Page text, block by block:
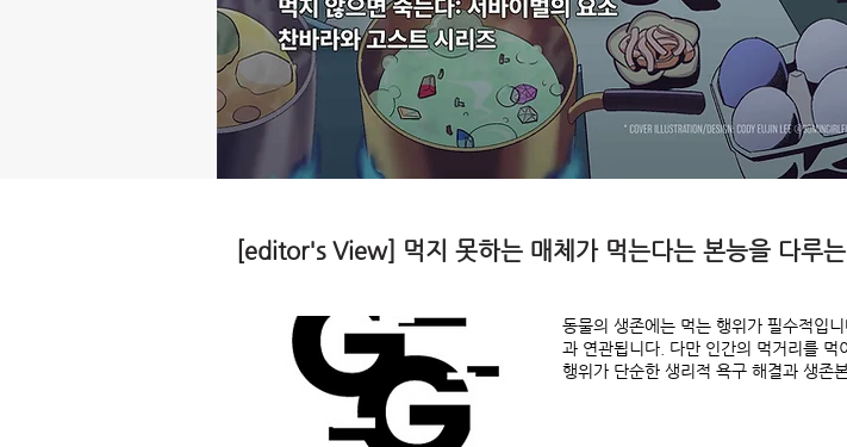
[editor's View] 먹지 못하는 매체가 먹는다는 본능을 다루
동물의 생존에는 먹는 행위가 필수적입
과 연관됩니다. 다만 인간의 먹거리를
행위가 단순한 생리적 욕구 해결과 생존